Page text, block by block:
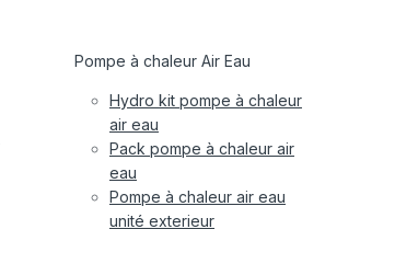
Pompe à chaleur Air Eau
Hydro kit pompe à chaleur
air eau
Pack pompe à chaleur air
eau
Pompe à chaleur air eau
unité exterieur